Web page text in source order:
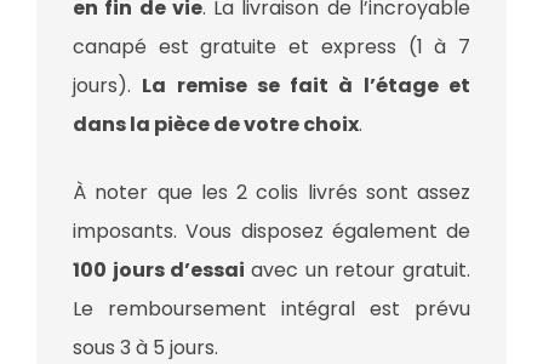
en fin de vie. La livraison de l’incroyable
canapé est gratuite et express (1 à 7
jours). La remise se fait à l’étage et
dans la pièce de votre choix.
À noter que les 2 colis livrés sont assez
imposants. Vous disposez également de
100 jours d’essai avec un retour gratuit.
Le remboursement intégral est prévu
sous 3 à 5 jours.